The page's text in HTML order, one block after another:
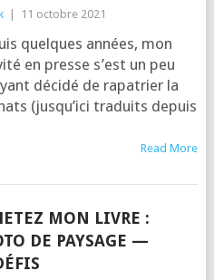
11 octobre 2021
quelques années, mon
en presse s’est un peu
déci­dé de rapa­trier la
(jus­qu’i­ci tra­duits depuis
Read More
MON LIVRE :
DE PAYSAGE —